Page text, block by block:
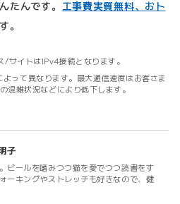
たんです。 工事費実質無料、おト
。
サイトはIPv4接続となります。
って異なります。最大通信速度はお客さま
混雑状況などにより低下します。
子
ビールを嗜みつつ猫を愛でつつ読書をす
ーキングやストレッチも好きなので、健